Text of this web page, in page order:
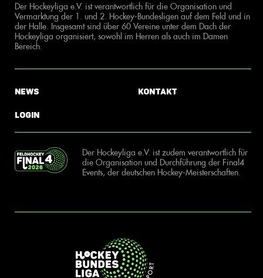
Der Hockeyliga e.V. ist verantwortlich für die Organisation und
Vermarktung der 1. und 2. Hockey-Bundesligen auf dem Feld und in
der Halle. Insgesamt sind über 60 Vereine unter dem Dach der
Hockeyliga organisiert, sowohl im Herren als auch im Damen
Bereich.
News
Login
Kontakt
Der Hockeyliga e.V. ist zudem verantwortlich für
die Organisation und Durchführung der Final4
Events, der deutschen Hockey-Meisterschaften.